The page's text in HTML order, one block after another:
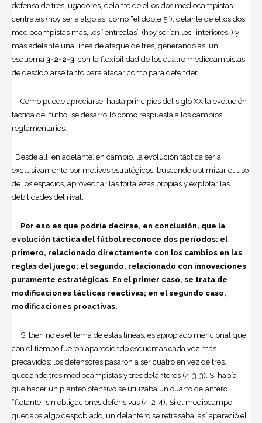
defensa de tres jugadores, delante de ellos dos mediocampistas
centrales (hoy sería algo así como “el doble 5”), delante de ellos dos
mediocampistas más, los “entrealas” (hoy serían los “interiores”) y
más adelante una línea de ataque de tres, generando así un
esquema 3-2-2-3 , con la flexibilidad de los cuatro mediocampistas
de desdoblarse tanto para atacar como para defender.
Como puede apreciarse, hasta principios del siglo XX la evolución
táctica del fútbol se desarrolló como respuesta a los cambios
reglamentarios.
Desde allí en adelante, en cambio, la evolución táctica sería
exclusivamente por motivos estratégicos, buscando optimizar el uso
de los espacios, aprovechar las fortalezas propias y explotar las
debilidades del rival.
Por eso es que podría decirse, en conclusión, que la
evolución táctica del fútbol reconoce dos períodos: el
primero, relacionado directamente con los cambios en las
reglas del juego; el segundo, relacionado con innovaciones
puramente estratégicas. En el primer caso, se trata de
modificaciones tácticas reactivas; en el segundo caso,
modificaciones proactivas.
Si bien no es el tema de estas líneas, es apropiado mencional que
con el tiempo fueron apareciendo esquemas cada vez más
precavidos: los defensores pasaron a ser cuatro en vez de tres,
quedando tres mediocampistas y tres delanteros (4-3-3). Si había
que hacer un planteo ofensivo se utilizaba un cuarto delantero
“flotante” sin obligaciones defensivas (4-2-4). Si el mediocampo
quedaba algo despoblado, un delantero se retrasaba: así apareció el